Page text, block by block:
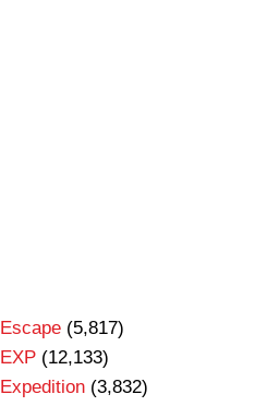
Escape(5,817)
EXP(12,133)
Expedition(3,832)